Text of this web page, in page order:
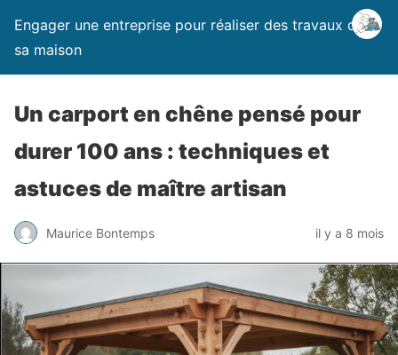
Engager une entreprise pour réaliser des travaux dans
sa maison
Un carport en chêne pensé pour
durer 100 ans : techniques et
astuces de maître artisan
Maurice Bontemps il y a 8 mois